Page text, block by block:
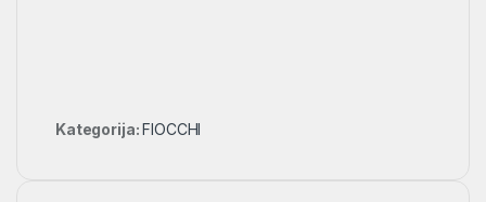
Kategorija:FIOCCHI